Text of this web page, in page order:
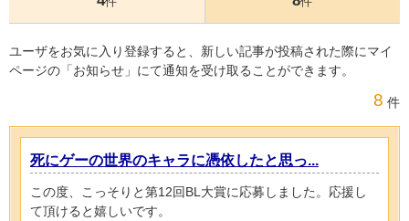
ユーザをお気に入り登録すると、新しい記事が投稿された際にマイ
ページの「お知らせ」にて通知を受け取ることができます。
8 件
死にゲーの世界のキャラに憑依したと思っ...
この度、こっそりと第12回BL大賞に応募しました。応援し
て頂けると嬉しいです。